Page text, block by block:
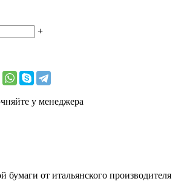
+
у менеджера
бумаги от итальянского производителя